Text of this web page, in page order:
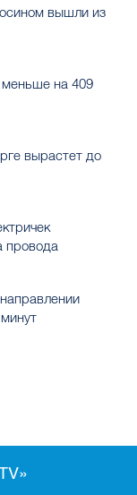
вышли из
на 409
вырастет до
провода